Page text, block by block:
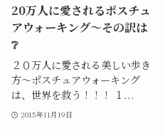
20万人に愛されるポスチュ
アウォーキング〜その訳は
❔
２０万人に愛される美しい歩き
方〜ポスチュアウォーキング
は、世界を救う！！！ １...
2015年11月19日